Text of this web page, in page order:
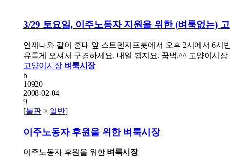
3/29 토요일, 이주노동자 지원을 위한 (벼룩없는)
언제나와 같이 홍대 앞 스트렌지프룻에서 오후 2시에서 6
유롭게 오셔서 구경하세요. 내일 뵙지요. 꿉벅.^^ 고양이시장
고양이시장 벼룩시장
b
10920
2008-02-04
9
[불판 > 일반]
이주노동자 후원을 위한 벼룩시장
이주노동자 후원을 위한 벼룩시장